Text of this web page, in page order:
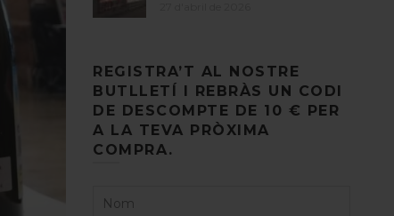
REGISTRA’T AL NOSTRE
BUTLLETÍ I REBRÀS UN CODI
DE DESCOMPTE DE 10 € PER
A LA TEVA PRÒXIMA
COMPRA.